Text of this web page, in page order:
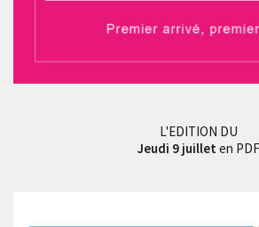
L'EDITION DU
Jeudi 9 juillet en PDF